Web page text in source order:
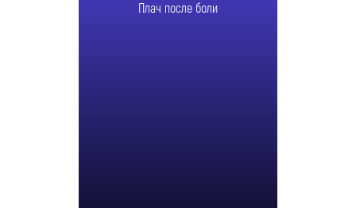
Плач после боли